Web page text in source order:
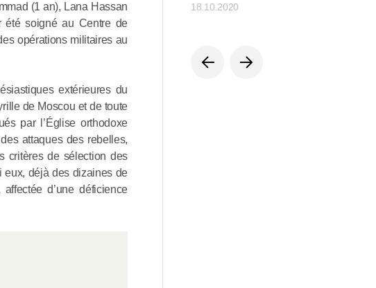
(1 an), Lana Hassan
été soigné au Centre de
opérations militaires au
extérieures du
de Moscou et de toute
par l’Église orthodoxe
attaques des rebelles,
critères de sélection des
eux, déjà des dizaines de
d’une déficience
14.06.2020 18.10.2020